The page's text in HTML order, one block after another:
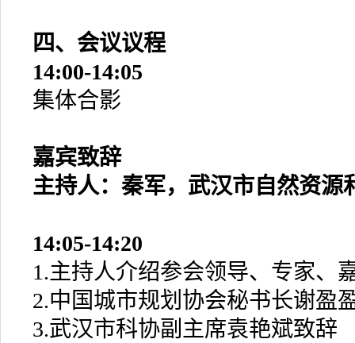
四、会议议程
14:00-14:05
集体合影
嘉宾致辞
主持人：秦军，武汉市自然资源
14:05-14:20
1.主持人介绍参会领导、专家、
2.中国城市规划协会秘书长谢盈
3.武汉市科协副主席袁艳斌致辞